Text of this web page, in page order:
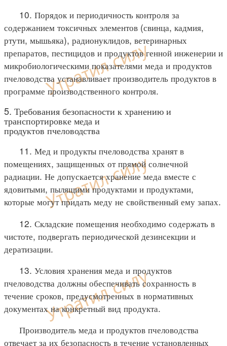
10. Порядок и периодичность контроля за
содержанием токсичных элементов (свинца, кадмия,
ртути, мышьяка), радионуклидов, ветеринарных
препаратов, пестицидов и продуктов генной инженерии и
микробиологическими показателями меда и продуктов
пчеловодства устанавливает производитель продуктов в
программе производственного контроля.
5. Требования безопасности к хранению и
транспортировке меда и
продуктов пчеловодства
11. Мед и продукты пчеловодства хранят в
помещениях, защищенных от прямой солнечной
радиации. Не допускается хранение меда вместе с
ядовитыми, пылящими продуктами и продуктами,
которые могут придать меду не свойственный ему запах.
12. Складские помещения необходимо содержать в
чистоте, подвергать периодической дезинсекции и
дератизации.
13. Условия хранения меда и продуктов
пчеловодства должны обеспечивать сохранность в
течение сроков, предусмотренных в нормативных
документах на конкретный вид продукта.
Производитель меда и продуктов пчеловодства
отвечает за их безопасность в течение установленных